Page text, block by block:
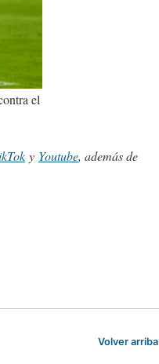
el
y Youtube, además de
Volver arriba